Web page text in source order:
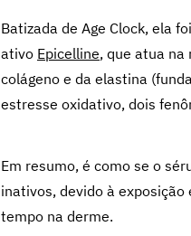
Batizada de Age Clock, ela
ativo Epicelline, que atua na
colágeno e da elastina
estresse oxidativo, dois
Em resumo, é como se o
inativos, devido à
tempo na derme.